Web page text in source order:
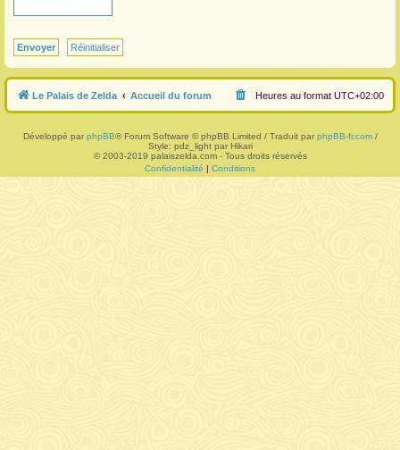
r
Le Palais de Zelda Accueil du forum Heures au format UTC+02:00
Développé par phpBB® Forum Software © phpBB Limited / Traduit par phpBB-fr.com/
Style: pdz_light par Hikari
© 2003-2019 palaiszelda.com - Tous droits réservés
Confidentialité | Conditions